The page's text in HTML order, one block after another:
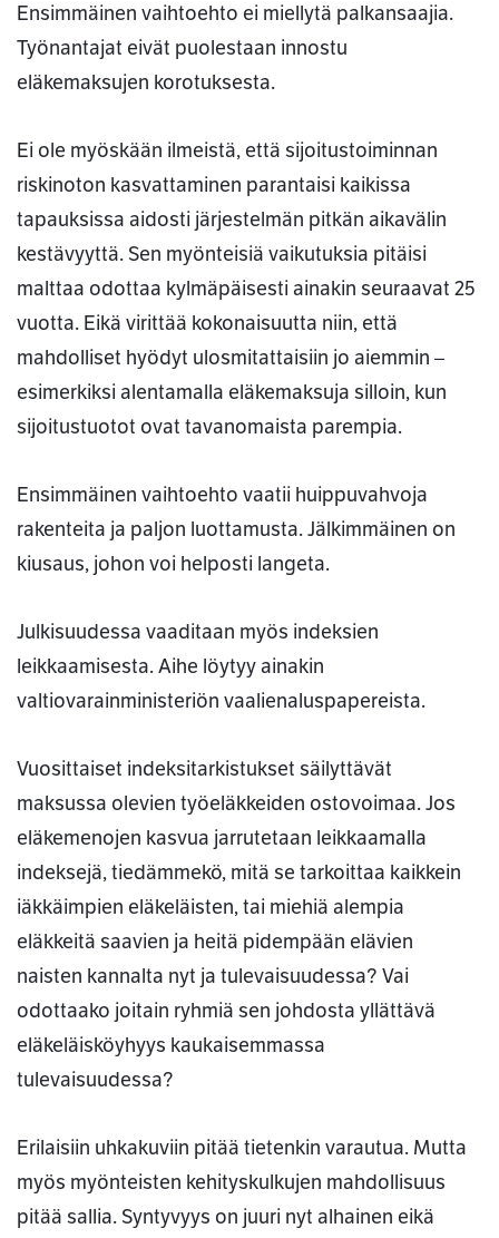
Ensimmäinen vaihtoehto ei miellytä palkansaajia.
Työnantajat eivät puolestaan innostu
eläkemaksujen korotuksesta.
Ei ole myöskään ilmeistä, että sijoitustoiminnan
riskinoton kasvattaminen parantaisi kaikissa
tapauksissa aidosti järjestelmän pitkän aikavälin
kestävyyttä. Sen myönteisiä vaikutuksia pitäisi
malttaa odottaa kylmäpäisesti ainakin seuraavat 25
vuotta. Eikä virittää kokonaisuutta niin, että
mahdolliset hyödyt ulosmitattaisiin jo aiemmin –
esimerkiksi alentamalla eläkemaksuja silloin, kun
sijoitustuotot ovat tavanomaista parempia.
Ensimmäinen vaihtoehto vaatii huippuvahvoja
rakenteita ja paljon luottamusta. Jälkimmäinen on
kiusaus, johon voi helposti langeta.
Julkisuudessa vaaditaan myös indeksien
leikkaamisesta. Aihe löytyy ainakin
valtiovarainministeriön vaalienaluspapereista.
Vuosittaiset indeksitarkistukset säilyttävät
maksussa olevien työeläkkeiden ostovoimaa. Jos
eläkemenojen kasvua jarrutetaan leikkaamalla
indeksejä, tiedämmekö, mitä se tarkoittaa kaikkein
iäkkäimpien eläkeläisten, tai miehiä alempia
eläkkeitä saavien ja heitä pidempään elävien
naisten kannalta nyt ja tulevaisuudessa? Vai
odottaako joitain ryhmiä sen johdosta yllättävä
eläkeläisköyhyys kaukaisemmassa
tulevaisuudessa?
Erilaisiin uhkakuviin pitää tietenkin varautua. Mutta
myös myönteisten kehityskulkujen mahdollisuus
pitää sallia. Syntyvyys on juuri nyt alhainen eikä